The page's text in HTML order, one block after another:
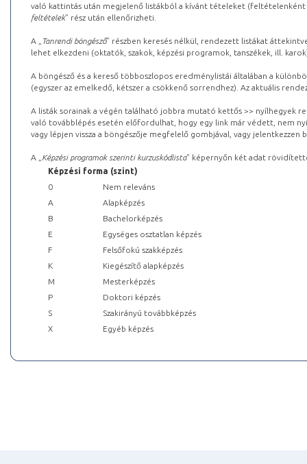
való kattintás után megjelenő listákból a kívánt tételeket (feltételenként
feltételek” rész után ellenőrizheti.
A „ Tanrendi böngésző” részben keresés nélkül, rendezett listákat
lehet elkezdeni (oktatók, szakok, képzési programok, tanszékek, ill.
A böngésző és a kereső többoszlopos eredménylistái általában a
(egyszer az emelkedő, kétszer a csökkenő sorrendhez). Az aktuális
A listák sorainak a végén található jobbra mutató kettős >> nyílhegyek
való továbblépés esetén előfordulhat, hogy egy link már védett, nem
vagy lépjen vissza a böngészője megfelelő gombjával, vagy
A „ Képzési programok szerinti kurzuskódlista” képernyőn két adat
Képzési forma (szint)
0
Nem releváns
A
Alapképzés
B
Bachelorképzés
E
Egységes osztatlan képzés
F
Felsőfokú szakképzés
K
Kiegészítő alapképzés
M
Mesterképzés
P
Doktori képzés
S
Szakirányú továbbképzés
X
Egyéb képzés